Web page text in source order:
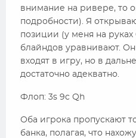
внимание на ривере, то
подробности). Я
позиции (у меня на руках
блайндов уравнивают.
входят в игру, но в
достаточно адекватно.
Флоп: 3s 9c Qh
Оба игрока пропускают
банка, полагая, что